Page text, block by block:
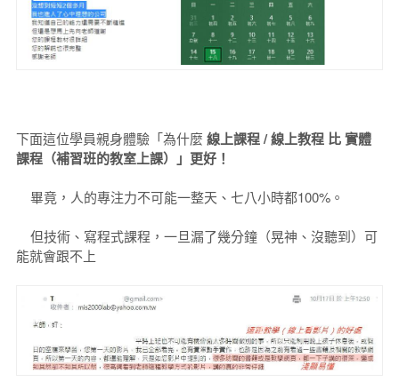
下面這位學員親身體驗「為什麼 線上課程 / 線上教程 比 實體
課程（補習班的教室上課）」更好！
畢竟，人的專注力不可能一整天、七八小時都100%。
但技術、寫程式課程，一旦漏了幾分鐘（晃神、沒聽到）可
能就會跟不上